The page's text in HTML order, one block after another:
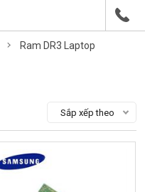
Ram DR3 Laptop
Sắp xếp theo